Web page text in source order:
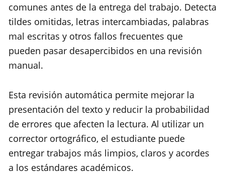
comunes antes de la entrega del trabajo. Detecta
tildes omitidas, letras intercambiadas, palabras
mal escritas y otros fallos frecuentes que
pueden pasar desapercibidos en una revisión
manual.
Esta revisión automática permite mejorar la
presentación del texto y reducir la probabilidad
de errores que afecten la lectura. Al utilizar un
corrector ortográfico, el estudiante puede
entregar trabajos más limpios, claros y acordes
a los estándares académicos.